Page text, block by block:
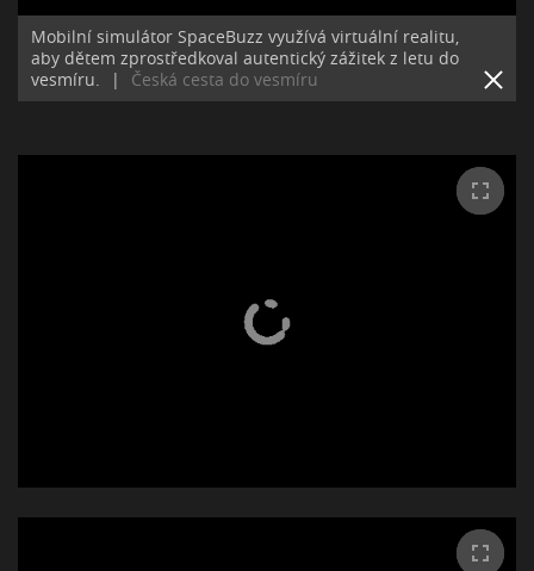
Mobilní simulátor SpaceBuzz využívá virtuální realitu,
aby dětem zprostředkoval autentický zážitek z letu do
vesmíru.
| Česká cesta do vesmíru